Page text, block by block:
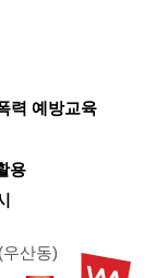
력 예방교육
용
산동)